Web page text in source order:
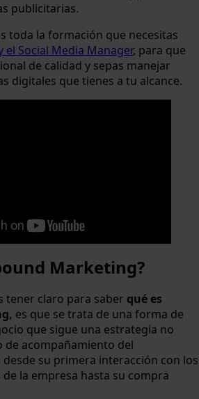
publicitarias.
toda la formación que necesitas
Social Media Manager, para que
de calidad y sepas manejar
digitales que tienes a tu alcance.
Marketing?
tener claro para saber qué es
es que se trata de una forma de
que sigue una estrategia no
de acompañamiento del
desde su primera interacción con los
la empresa hasta su compra